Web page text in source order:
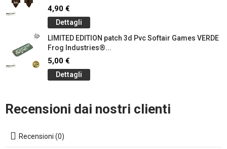
4,90 €
Dettagli
LIMITED EDITION patch 3d Pvc Softair Games VERDE
Frog Industries®...
5,00 €
Dettagli
Recensioni dai nostri clienti
Recensioni (0)